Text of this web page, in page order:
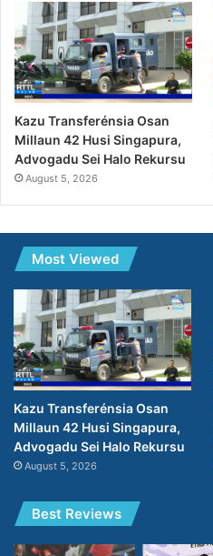
Kazu Transferénsia Osan
Millaun 42 Husi Singapura,
Advogadu Sei Halo Rekursu
August 5, 2026
Most Viewed
Kazu Transferénsia Osan
Millaun 42 Husi Singapura,
Advogadu Sei Halo Rekursu
August 5, 2026
Best Reviews